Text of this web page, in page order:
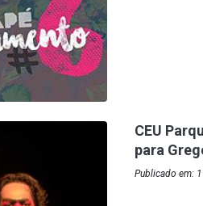
CEU
para
Publicado em: